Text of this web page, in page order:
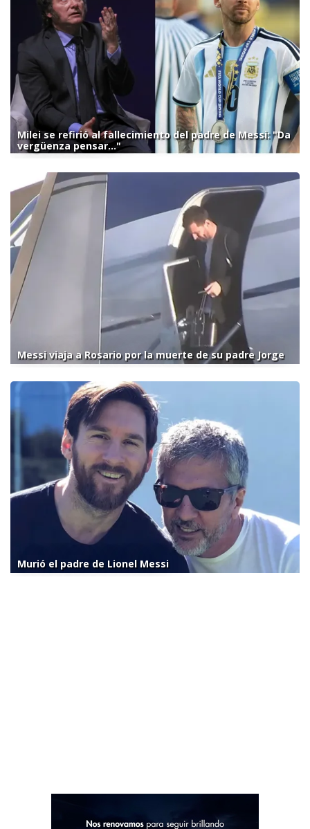
Milei se refirió al fallecimiento del padre de Messi: "Da
vergüenza pensar..."
Messi viaja a Rosario por la muerte de su padre Jorge
Murió el padre de Lionel Messi